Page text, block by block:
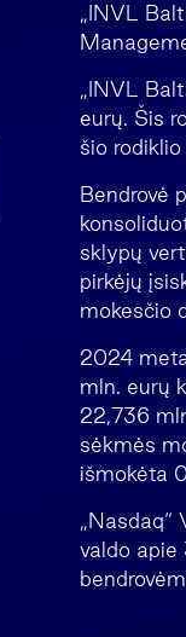
„INVL
„INVL
eurų. Šis
šio
Bendrovė
sklypų
pirkėjų
mokesčio
2024
mln. eurų
22,736
sėkmės
išmokėta
„Nasdaq“
valdo